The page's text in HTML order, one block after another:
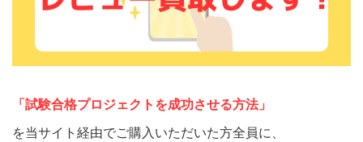
「試験合格プロジェクトを成功させる方法」
を当サイト経由でご購入いただいた方全員に、